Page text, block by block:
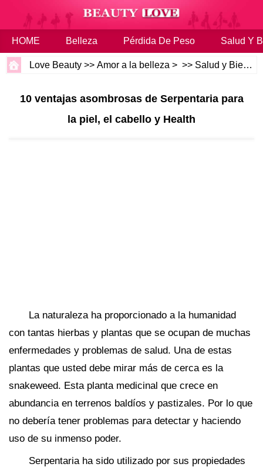
HOME Belleza Pérdida De Peso Salud Y
Love Beauty >>Amor a la belleza > >> Salud y Bienestar
10 ventajas asombrosas de Serpentaria para
la piel, el cabello y Health
La naturaleza ha proporcionado a la humanidad
con tantas hierbas y plantas que se ocupan de muchas
enfermedades y problemas de salud. Una de estas
plantas que usted debe mirar más de cerca es la
snakeweed. Esta planta medicinal que crece en
abundancia en terrenos baldíos y pastizales. Por lo que
no debería tener problemas para detectar y haciendo
uso de su inmenso poder.
Serpentaria ha sido utilizado por sus propiedades